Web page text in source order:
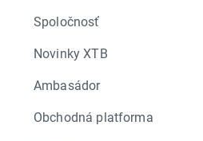
Spoločnosť
Novinky XTB
Ambasádor
Obchodná platforma